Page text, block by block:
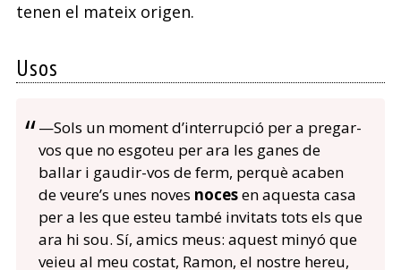
tenen el mateix origen.
Usos
—Sols un moment d’interrupció per a pregar-
vos que no esgoteu per ara les ganes de
ballar i gaudir-vos de ferm, perquè acaben
de veure’s unes noves nocesen aquesta casa
per a les que esteu també invitats tots els que
ara hi sou. Sí, amics meus: aquest minyó que
veieu al meu costat, Ramon, el nostre hereu,